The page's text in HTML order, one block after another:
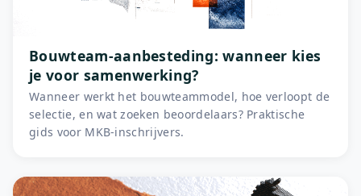
Bouwteam-aanbesteding: wanneer kies
je voor samenwerking?
Wanneer werkt het bouwteammodel, hoe verloopt de
selectie, en wat zoeken beoordelaars? Praktische
gids voor MKB-inschrijvers.